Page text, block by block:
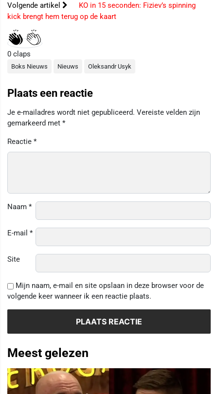
Volgende artikel
KO in 15 seconden: Fiziev’s spinning
kick brengt hem terug op de kaart
0 claps
Boks Nieuws Nieuws Oleksandr Usyk
Plaats een reactie
Je e-mailadres wordt niet gepubliceerd. Vereiste velden zijn
gemarkeerd met *
Reactie *
Naam *
E-mail *
Site
Mijn naam, e-mail en site opslaan in deze browser voor de
volgende keer wanneer ik een reactie plaats.
Meest gelezen